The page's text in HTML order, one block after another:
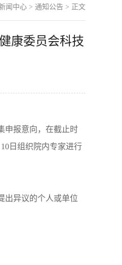
闻中心 > 通知公告 > 正文
康委员会科技
申报意向，在截止时
日组织院内专家进行
出异议的个人或单位